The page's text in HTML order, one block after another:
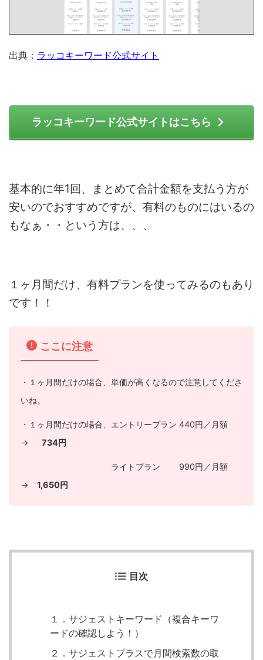
出典： ラッコキーワード公式サイト
ラッコキーワード公式サイトはこちら
基本的に年1回、まとめて合計金額を支払う方が
安いのでおすすめですが、有料のものにはいるの
もなぁ・・という方は、、、
１ヶ月間だけ、有料プランを使ってみるのもあり
です！！
ここに注意
・１ヶ月間だけの場合、単価が高くなるので注意してくださ
いね。
・１ヶ月間だけの場合、エントリープラン 440円／月額
→ 734円
ライトプラン 990円／月額
→ 1,650円
目次
１．サジェストキーワード（複合キーワ
ードの確認しよう！）
２．サジェストプラスで月間検索数の取